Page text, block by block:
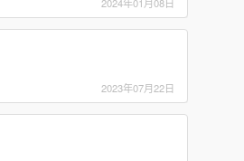
2023年07月22日